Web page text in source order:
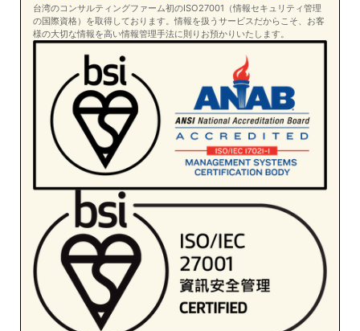
台湾のコンサルティングファーム初のISO27001（情報セキュリティ管理
の国際資格）を取得しております。情報を扱うサービスだからこそ、お客
様の大切な情報を高い情報管理手法に則りお預かりいたします。